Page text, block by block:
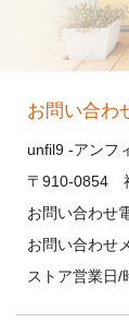
お問い合わ
unfil9 -アンフ
〒910-0854
お問い合わせ
お問い合わせ
ストア営業日/